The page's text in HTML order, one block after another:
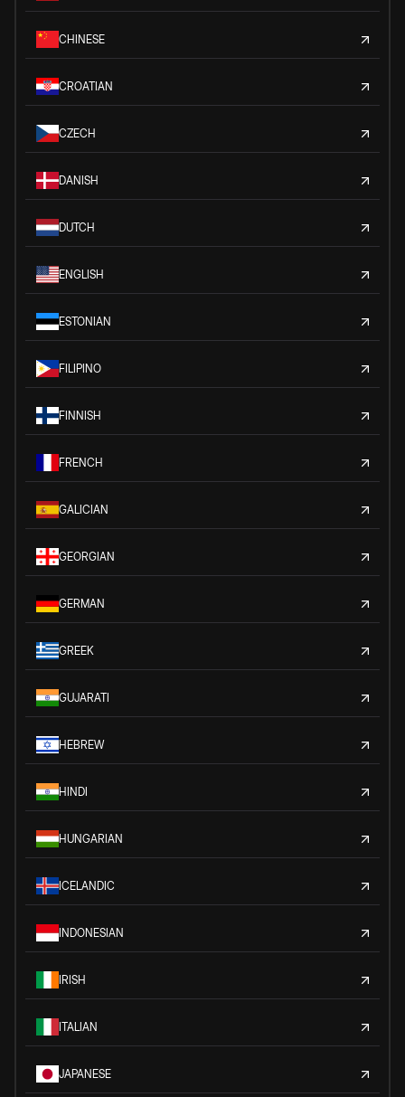
CHINESE
CROATIAN
CZECH
DANISH
DUTCH
ENGLISH
ESTONIAN
FILIPINO
FINNISH
FRENCH
GALICIAN
GEORGIAN
GERMAN
GREEK
GUJARATI
HEBREW
HINDI
HUNGARIAN
ICELANDIC
INDONESIAN
IRISH
ITALIAN
JAPANESE